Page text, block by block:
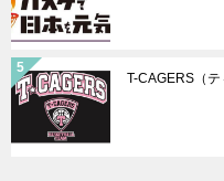
T-CAGERS（テ